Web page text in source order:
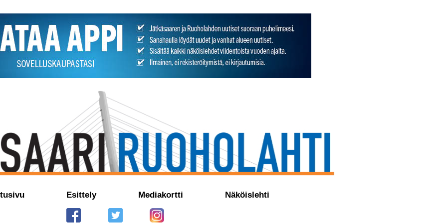
Esittely Mediakortti Näköislehti